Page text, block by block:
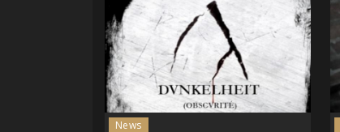
News